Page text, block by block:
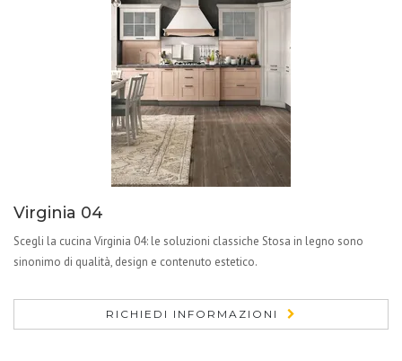
Virginia 04
Scegli la cucina Virginia 04: le soluzioni classiche Stosa in legno sono
sinonimo di qualità, design e contenuto estetico.
RICHIEDI INFORMAZIONI